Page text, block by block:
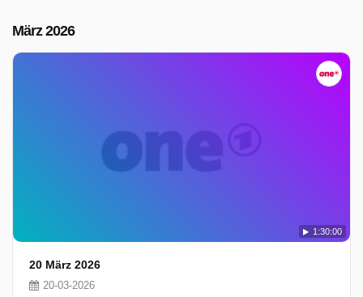
März 2026
1:30:00
20 März 2026
20-03-2026